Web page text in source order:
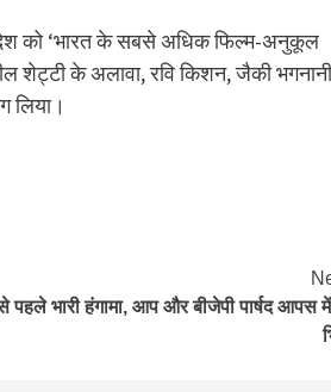
को ‘भारत के सबसे अधिक फिल्म-अनुकूल
शेट्टी के अलावा, रवि किशन, जैकी
लिया।
पहले भारी हंगामा, आप और बीजेपी पार्षद आपस में